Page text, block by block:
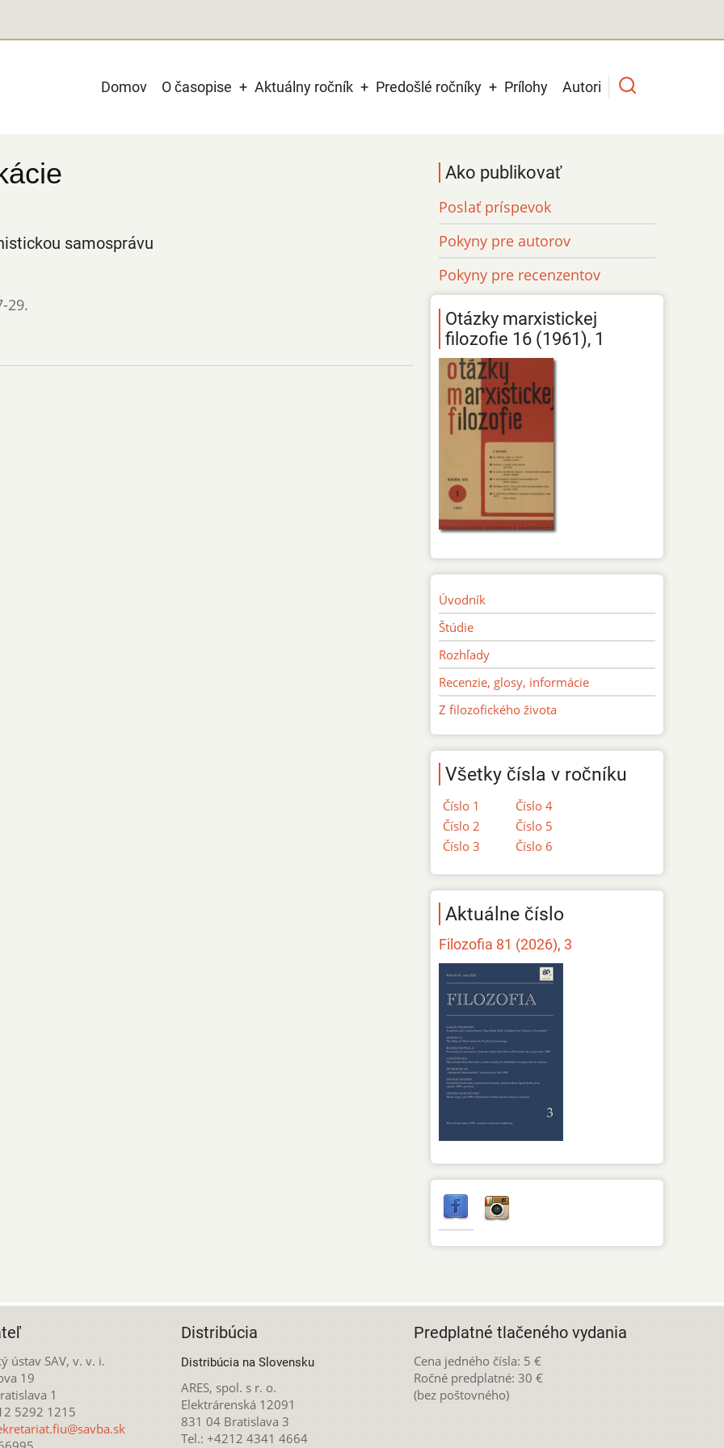
Main
Domov O časopise Aktuálny ročník Predošlé ročníky Prílohy Autori
samosprávu
29.
Ako publikovať
Poslať príspevok
Pokyny pre autorov
Pokyny pre recenzentov
Otázky marxistickej
filozofie 16 (1961), 1
Úvodník
Štúdie
Rozhľady
Recenzie, glosy, informácie
Z filozofického života
Všetky čísla v ročníku
Číslo 1
Číslo 2
Číslo 3
Číslo 4
Číslo 5
Číslo 6
Aktuálne číslo
Filozofia 81 (2026), 3
ústav SAV, v. v. i.
19
1
5292 1215
Distribúcia
Distribúcia na Slovensku
ARES, spol. s r. o.
Elektrárenská 12091
831 04 Bratislava 3
Tel.: +4212 4341 4664
Predplatné tlačeného vydania
Cena jedného čísla: 5 €
Ročné predplatné: 30 €
(bez poštovného)